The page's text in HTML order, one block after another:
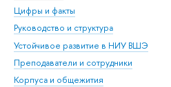
Цифры и факты
Руководство и структура
Устойчивое развитие в НИУ ВШЭ
Преподаватели и сотрудники
Корпуса и общежития